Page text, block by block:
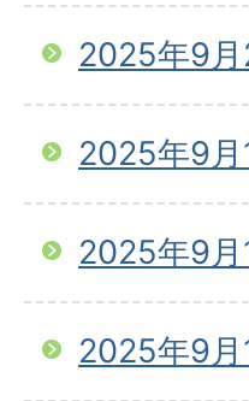
2025年9月
2025年9月
2025年9月
2025年9月